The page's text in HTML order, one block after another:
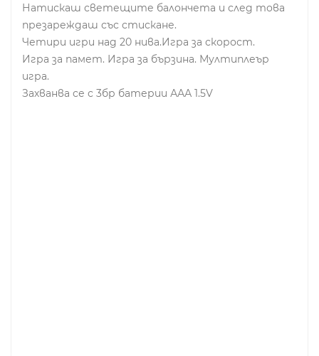
Натискаш светещите балончета и след това
презареждаш със стискане.
Четири игри над 20 нива.Игра за скорост.
Игра за памет. Игра за бързина. Мултиплеър
игра.
Захванва се с 3бр батерии ААА 1.5V